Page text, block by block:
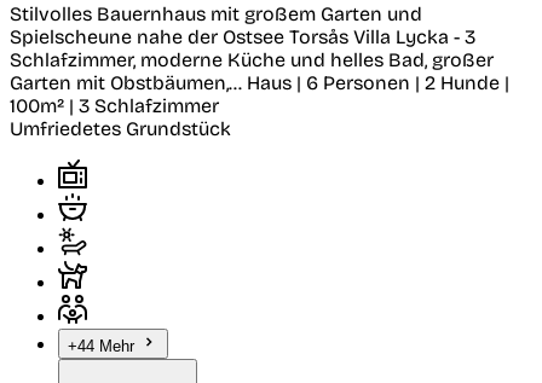
Stilvolles Bauernhaus mit großem Garten und
Spielscheune nahe der Ostsee Torsås Villa Lycka - 3
Schlafzimmer, moderne Küche und helles Bad, großer
Garten mit Obstbäumen,... Haus | 6 Personen | 2 Hunde |
100m² | 3 Schlafzimmer
Umfriedetes Grundstück
+44 Mehr